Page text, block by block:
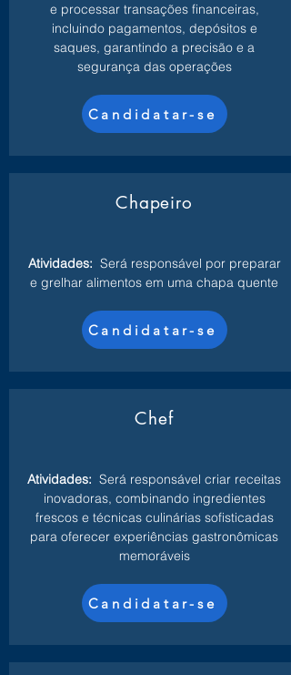
e processar transações financeiras,
incluindo pagamentos, depósitos e
saques, garantindo a precisão e a
segurança das operações
Candidatar-se
Chapeiro
Atividades: Será responsável por preparar
e grelhar alimentos em uma chapa quente
Candidatar-se
Chef
Atividades: Será responsável criar receitas
inovadoras, combinando ingredientes
frescos e técnicas culinárias sofisticadas
para oferecer experiências gastronômicas
memoráveis
Candidatar-se